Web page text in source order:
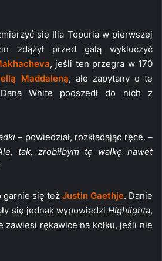
się Ilia Topuria w pierwszej
zdążył przed galą wykluczyć
, jeśli ten przegra w 170
Maddaleną, ale zapytany o te
White podszedł do nich z
– powiedział, rozkładając ręce.–
tak, zrobiłbym tę walkę nawet
garnie się też Justin Gaethje. Danie
się jednak wypowiedzi Highlighta,
zawiesi rękawice na kołku, jeśli nie